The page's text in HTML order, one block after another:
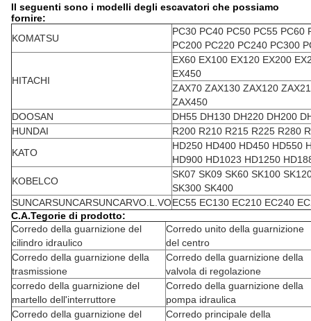
Il seguenti sono i modelli degli escavatori che possiamo
fornire:
KOMATSU
PC30 PC40 PC50 PC55 PC60
PC200 PC220 PC240 PC300
HITACHI
EX60 EX100 EX120 EX200
EX450
ZAX70 ZAX130 ZAX120
ZAX450
DOOSAN
DH55 DH130 DH220 DH200
HUNDAI
R200 R210 R215 R225 R280
KATO
HD250 HD400 HD450 HD550
HD900 HD1023 HD1250
KOBELCO
SK07 SK09 SK60 SK100
SK300 SK400
SUNCARSUNCARSUNCARVO.L.VOEC55 EC130 EC210 EC240
C.A.Tegorie di prodotto:
Corredo della guarnizione del
cilindro idraulico
Corredo unito della guarnizione
del centro
Corredo della guarnizione della
trasmissione
Corredo della guarnizione della
valvola di regolazione
corredo della guarnizione del
martello dell'interruttore
Corredo della guarnizione della
pompa idraulica
Corredo della guarnizione del
Corredo principale della